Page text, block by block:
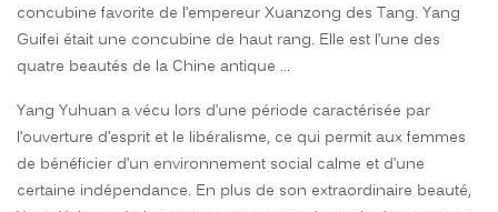
concubine favorite de l’empereur Xuanzong des Tang. Yang
Guifei était une concubine de haut rang. Elle est l’une des
quatre beautés de la Chine antique …
Yang Yuhuan a vécu lors d’une période caractérisée par
l’ouverture d’esprit et le libéralisme, ce qui permit aux femmes
de bénéficier d’un environnement social calme et d’une
certaine indépendance. En plus de son extraordinaire beauté,